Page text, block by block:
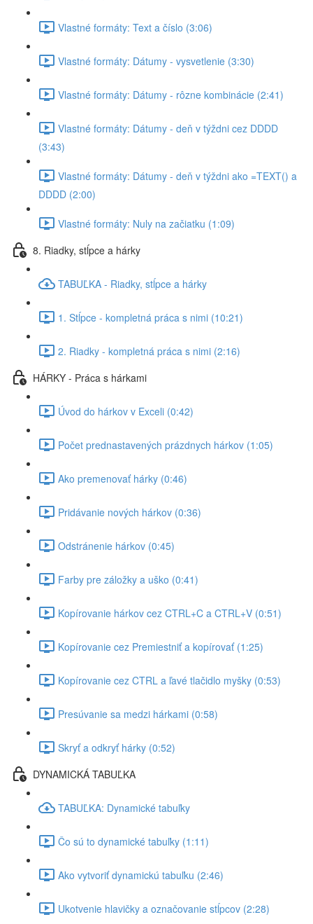
Vlastné formáty: Text a číslo (3:06)
Vlastné formáty: Dátumy - vysvetlenie (3:30)
Vlastné formáty: Dátumy - rôzne kombinácie (2:41)
Vlastné formáty: Dátumy - deň v týždni cez DDDD
(3:43)
Vlastné formáty: Dátumy - deň v týždni ako =TEXT() a
DDDD (2:00)
Vlastné formáty: Nuly na začiatku (1:09)
8. Riadky, stĺpce a hárky
TABUĽKA - Riadky, stĺpce a hárky
1. Stĺpce - kompletná práca s nimi (10:21)
2. Riadky - kompletná práca s nimi (2:16)
HÁRKY - Práca s hárkami
Úvod do hárkov v Exceli (0:42)
Počet prednastavených prázdnych hárkov (1:05)
Ako premenovať hárky (0:46)
Pridávanie nových hárkov (0:36)
Odstránenie hárkov (0:45)
Farby pre záložky a uško (0:41)
Kopírovanie hárkov cez CTRL+C a CTRL+V (0:51)
Kopírovanie cez Premiestniť a kopírovať (1:25)
Kopírovanie cez CTRL a ľavé tlačidlo myšky (0:53)
Presúvanie sa medzi hárkami (0:58)
Skryť a odkryť hárky (0:52)
DYNAMICKÁ TABUĽKA
TABUĽKA: Dynamické tabuľky
Čo sú to dynamické tabuľky (1:11)
Ako vytvoriť dynamickú tabuľku (2:46)
Ukotvenie hlavičky a označovanie stĺpcov (2:28)